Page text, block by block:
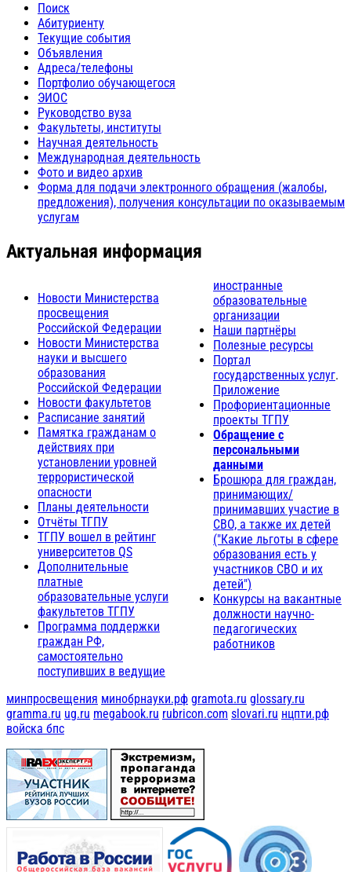
Поиск
Абитуриенту
Текущие события
Объявления
Адреса/телефоны
Портфолио обучающегося
ЭИОС
Руководство вуза
Факультеты, институты
Научная деятельность
Международная деятельность
Фото и видео архив
Форма для подачи электронного обращения (жалобы,
предложения), получения консультации по оказываемым
услугам
Актуальная информация
Новости Министерства
просвещения
Российской Федерации
Новости Министерства
науки и высшего
образования
Российской Федерации
Новости факультетов
Расписание занятий
Памятка гражданам о
действиях при
установлении уровней
террористической
опасности
Планы деятельности
Отчёты ТГПУ
ТГПУ вошел в рейтинг
университетов QS
Дополнительные
платные
образовательные услуги
факультетов ТГПУ
Программа поддержки
граждан РФ,
самостоятельно
поступивших в ведущие
иностранные
образовательные
организации
Наши партнёры
Полезные ресурсы
Портал
государственных услуг.
Приложение
Профориентационные
проекты ТГПУ
Обращение с
персональными
данными
Брошюра для граждан,
принимающих/
принимавших участие в
СВО, а также их детей
("Какие льготы в сфере
образования есть у
участников СВО и их
детей")
Конкурсы на вакантные
должности научно-
педагогических
работников
минпросвещения минобрнауки.рф gramota.ru glossary.ru
gramma.ru ug.ru megabook.ru rubricon.com slovari.ru нцпти.рф
войска бпс